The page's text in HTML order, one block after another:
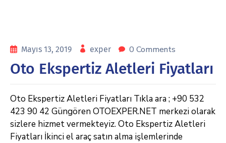
Mayıs 13, 2019 exper 0 Comments
Oto Ekspertiz Aletleri Fiyatları
Oto Ekspertiz Aletleri Fiyatları Tıkla ara ; +90 532
423 90 42 Güngören OTOEXPER.NET merkezi olarak
sizlere hizmet vermekteyiz. Oto Ekspertiz Aletleri
Fiyatları İkinci el araç satın alma işlemlerinde